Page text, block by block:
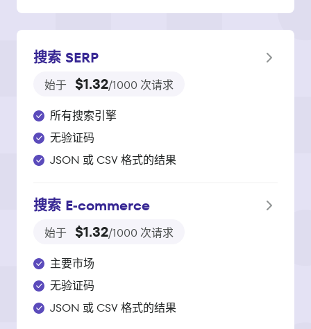
搜索 SERP
始于 $1.32/1000 次请求
所有搜索引擎
无验证码
JSON 或 CSV 格式的结果
搜索 E‑commerce
始于 $1.32/1000 次请求
主要市场
无验证码
JSON 或 CSV 格式的结果